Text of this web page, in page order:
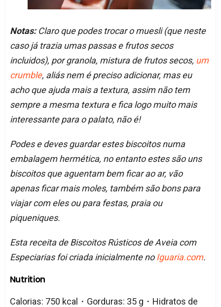
Notas:Claro que podes trocar o muesli (que neste
caso já trazia umas passas e frutos secos
incluidos), por granola, mistura de frutos secos, um
crumble, aliás nem é preciso adicionar, mas eu
acho que ajuda mais a textura, assim não tem
sempre a mesma textura e fica logo muito mais
interessante para o palato, não é!
Podes e deves guardar estes biscoitos numa
embalagem hermética, no entanto estes são uns
biscoitos que aguentam bem ficar ao ar, vão
apenas ficar mais moles, também são bons para
viajar com eles ou para festas, praia ou
piqueniques.
Esta receita de Biscoitos Rústicos de Aveia com
Especiarias foi criada inicialmente no Iguaria.com.
Nutrition
Calorias: 750 kcal・Gorduras: 35 g・Hidratos de